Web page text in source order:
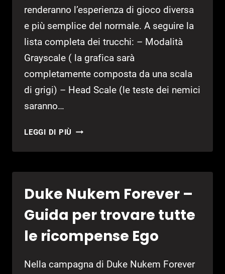
renderanno l’esperienza di gioco diversa
e più semplice del normale. A seguire la
lista completa dei trucchi: – Modalità
Grayscale ( la grafica sarà
completamente composta da una scala
di grigi) – Head Scale (le teste dei nemici
saranno…
LEGGI DI PIÙ DUKE
FOREVER
Duke Nukem Forever –
Guida per trovare tutte
le ricompense Ego
Nella campagna di Duke Nukem Forever